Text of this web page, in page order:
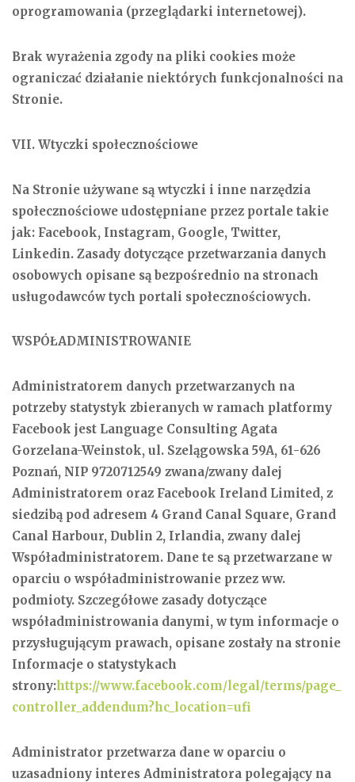
oprogramowania (przeglądarki internetowej).
Brak wyrażenia zgody na pliki cookies może
ograniczać działanie niektórych funkcjonalności na
Stronie.
VII. Wtyczki społecznościowe
Na Stronie używane są wtyczki i inne narzędzia
społecznościowe udostępniane przez portale takie
jak: Facebook, Instagram, Google, Twitter,
Linkedin. Zasady dotyczące przetwarzania danych
osobowych opisane są bezpośrednio na stronach
usługodawców tych portali społecznościowych.
WSPÓŁADMINISTROWANIE
Administratorem danych przetwarzanych na
potrzeby statystyk zbieranych w ramach platformy
Facebook jest Language Consulting Agata
Gorzelana-Weinstok, ul. Szelągowska 59A, 61-626
Poznań, NIP 9720712549 zwana/zwany dalej
Administratorem oraz Facebook Ireland Limited, z
siedzibą pod adresem 4 Grand Canal Square, Grand
Canal Harbour, Dublin 2, Irlandia, zwany dalej
Współadministratorem. Dane te są przetwarzane w
oparciu o współadministrowanie przez ww.
podmioty. Szczegółowe zasady dotyczące
współadministrowania danymi, w tym informacje o
przysługującym prawach, opisane zostały na stronie
Informacje o statystykach
strony:https://www.facebook.com/legal/terms/page_
controller_addendum?hc_location=ufi
Administrator przetwarza dane w oparciu o
uzasadniony interes Administratora polegający na